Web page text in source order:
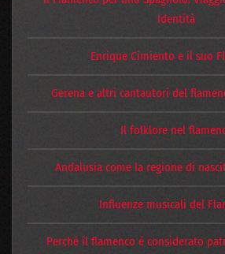
Identità
Enrique Cimiento e il suo
Gerena e altri cantautori del
Il folklore nel
Andalusia come la regione di
Influenze musicali del
Perché il flamenco è considerato